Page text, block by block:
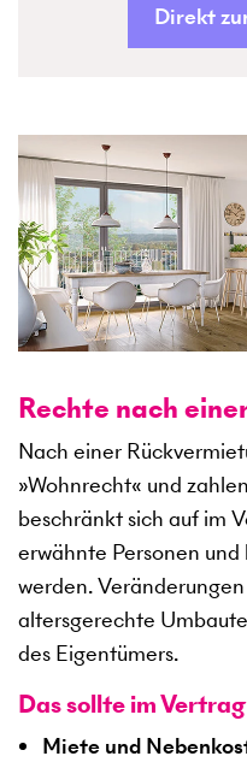
Direkt
Rechte nach
Nach einer
»Wohnrecht« und
beschränkt sich auf im
erwähnte Personen
werden.
altersgerechte
des Eigentümers.
Das sollte im
Miete und